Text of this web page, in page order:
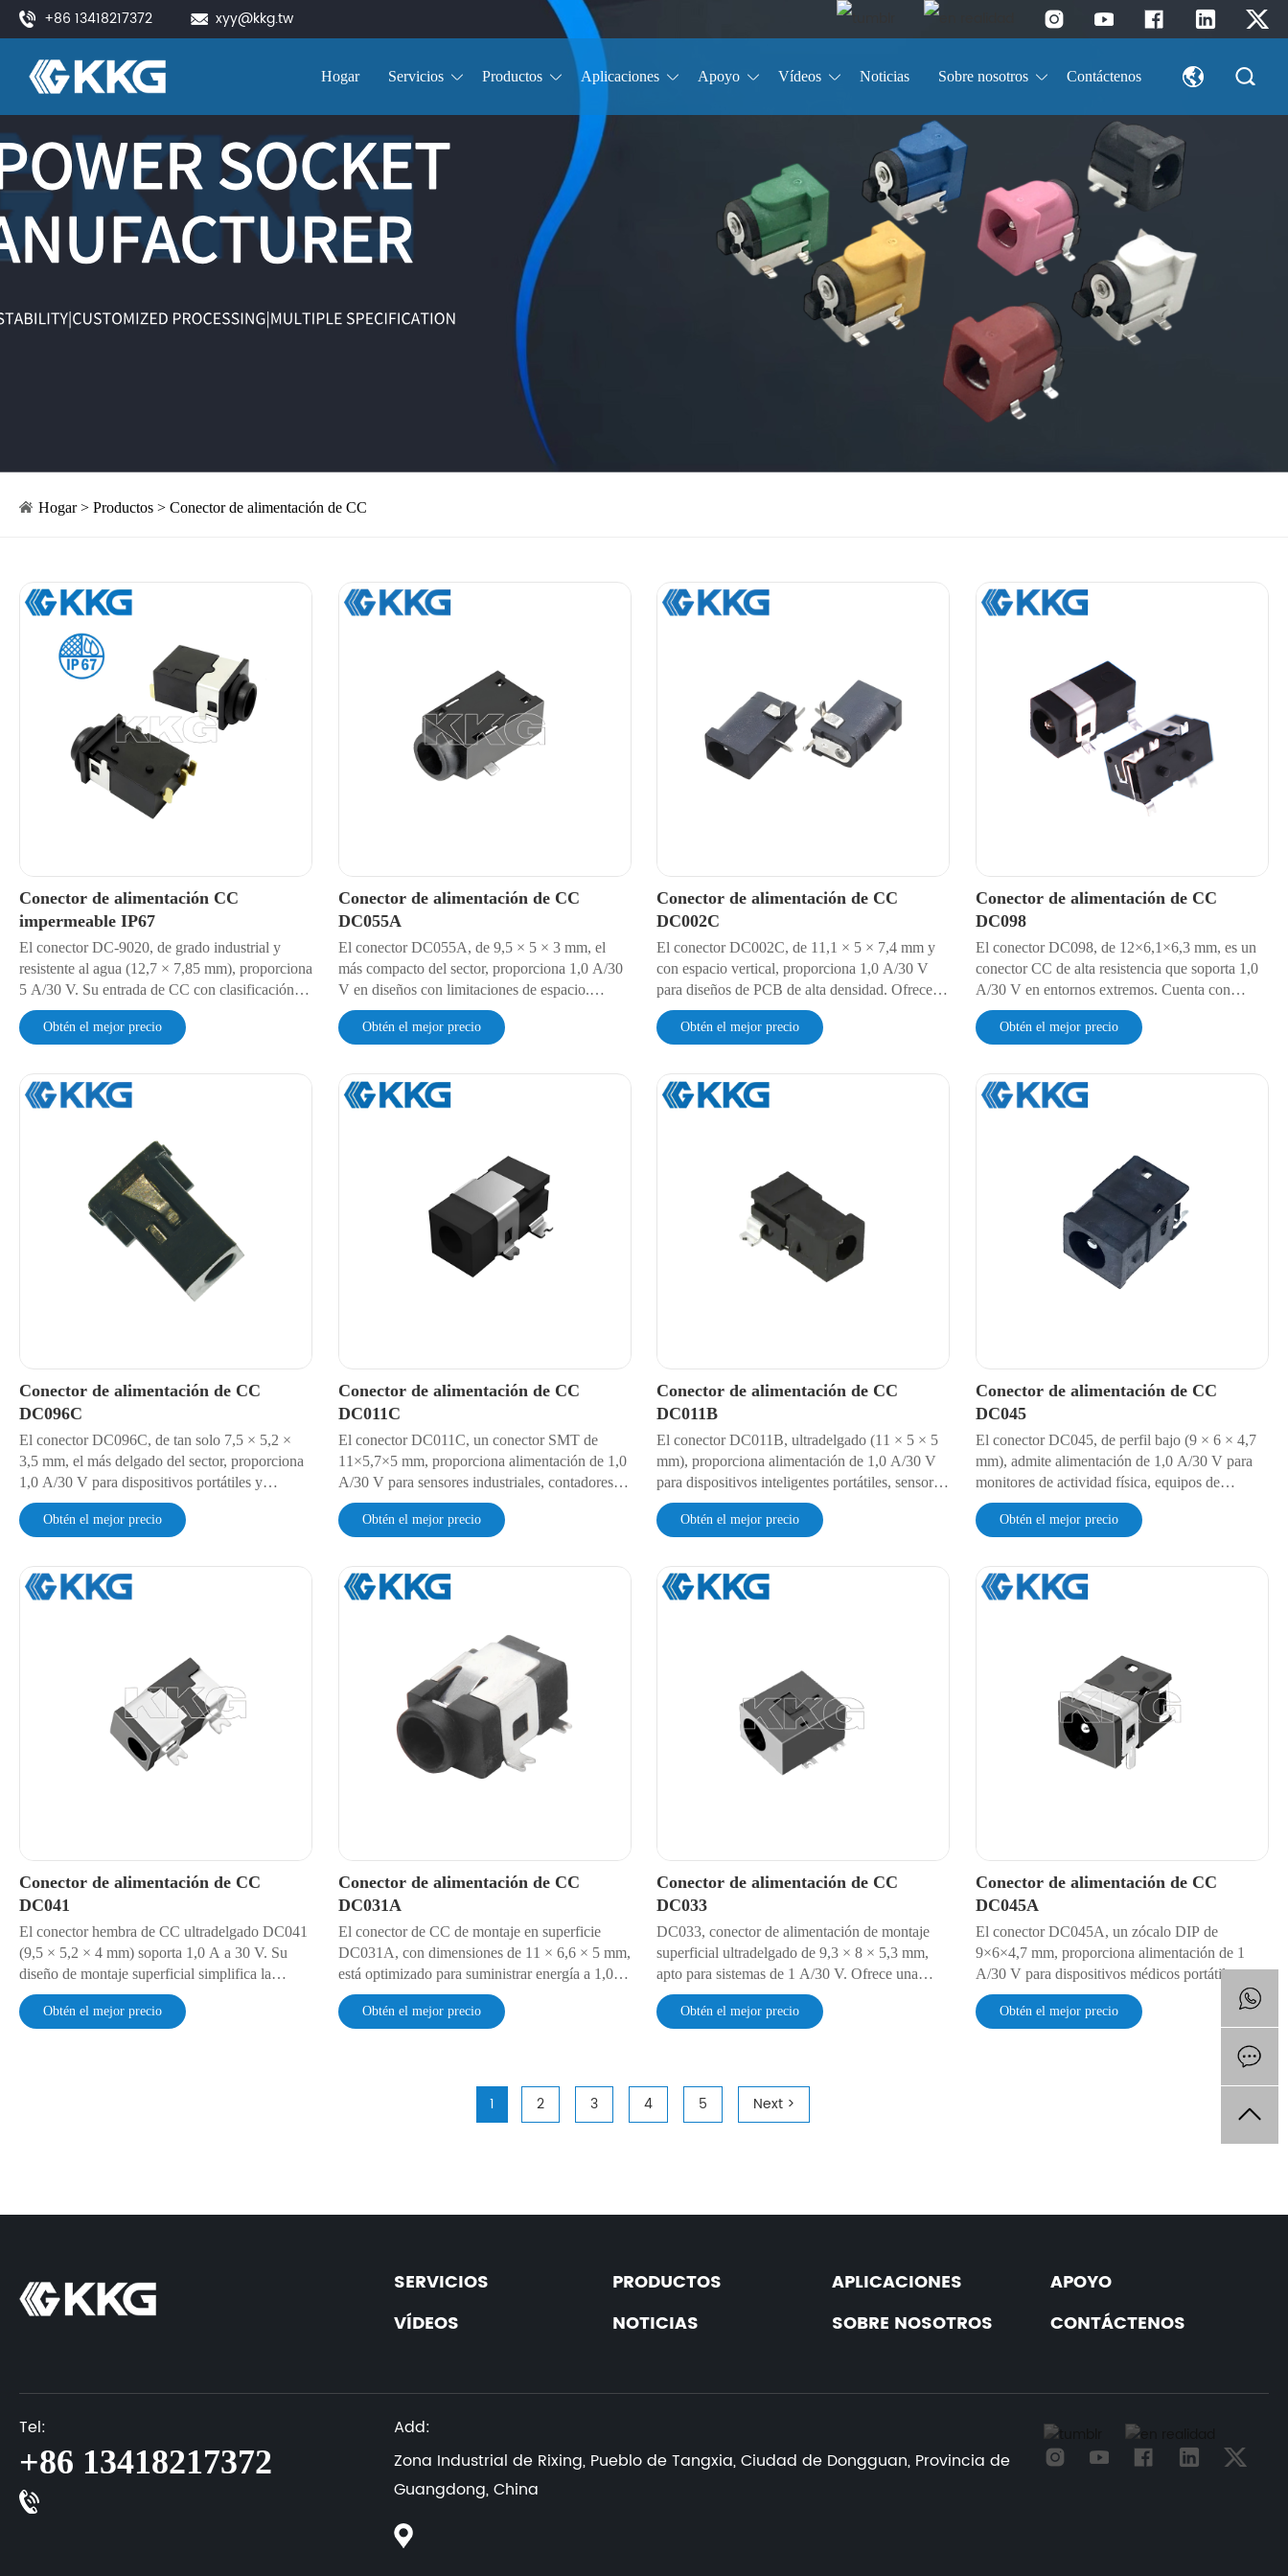
+86 13418217372 xyy@kkg.tw
Hogar Servicios Productos Aplicaciones Apoyo Vídeos Noticias Sobre nosotros Contáctenos
Hogar> Productos > Conector de alimentación de CC
Conector de alimentación CC
impermeable IP67
El conector DC-9020, de grado industrial y
resistente al agua (12,7 × 7,85 mm), proporciona
5 A/30 V. Su entrada de CC con clasificación
IP67 soporta inmersión a 1 m durante 30 min.
Validado para 5000 ciclos con una resistencia de
500 V CA para sistemas marinos y vehículos
eléctricos.
Obtén el mejor precio
Conector de alimentación de CC
DC055A
El conector DC055A, de 9,5 × 5 × 3 mm, el
más compacto del sector, proporciona 1,0 A/30
V en diseños con limitaciones de espacio.
Funciona entre -30 °C y 70 °C con una
resistencia de contacto de 30 mΩ. Resistencia a
norma EIA-364-09D. Rigidez dieléctrica de 500
V CA para dispositivos IoT/médicos compactos.
Obtén el mejor precio
Conector de alimentación de CC
DC002C
El conector DC002C, de 11,1 × 5 × 7,4 mm y
con espacio vertical, proporciona 1,0 A/30 V
para diseños de PCB de alta densidad. Ofrece
una resistencia de contacto de 30 mΩ y una
durabilidad de 5000 ciclos. Rigidez dieléctrica
por reflujo. Optimizado para placas base de
servidores y equipos de prueba.
Obtén el mejor precio
Conector de alimentación de CC
DC098
El conector DC098, de 12×6,1×6,3 mm, es un
conector CC de alta resistencia que soporta 1,0
A/30 V en entornos extremos. Cuenta con
certificación de vibración MIL-STD-202H y
una resistencia de contacto de 30 mΩ. Sellado
y rigidez dieléctrica de 500 V CA. Diseño con
blindaje EMI para equipos audiovisuales
Obtén el mejor precio
Conector de alimentación de CC
DC096C
El conector DC096C, de tan solo 7,5 × 5,2 ×
3,5 mm, el más delgado del sector, proporciona
1,0 A/30 V para dispositivos portátiles y
sensores IoT. Ofrece una resistencia de contacto
de 30 mΩ y una vida útil de 5000 ciclos.
de 500 V CA. Optimizado para soldadura por
reflujo, ideal para diseños con limitaciones de
Obtén el mejor precio
Conector de alimentación de CC
DC011C
El conector DC011C, un conector SMT de
11×5,7×5 mm, proporciona alimentación de 1,0
A/30 V para sensores industriales, contadores
inteligentes y equipos de prueba portátiles.
Ofrece una resistencia ultrabaja de 30 mΩ, una
CA. Cuenta con protección contra polvo IP40 y
es compatible con soldadura por reflujo para la
Obtén el mejor precio
Conector de alimentación de CC
DC011B
El conector DC011B, ultradelgado (11 × 5 × 5
mm), proporciona alimentación de 1,0 A/30 V
para dispositivos inteligentes portátiles, sensores
IoT y dispositivos de audio portátiles. Ofrece
una resistencia ultrabaja de 30 mΩ, una
V CA. Cuenta con protección contra polvo
IP4X y es compatible con montaje SMT
Obtén el mejor precio
Conector de alimentación de CC
DC045
El conector DC045, de perfil bajo (9 × 6 × 4,7
mm), admite alimentación de 1,0 A/30 V para
monitores de actividad física, equipos de
diagnóstico portátiles y microdrones. Cuenta
con protección contra polvo IP4X, resistencia
Ofrece una durabilidad de 5000 ciclos y es
compatible con el montaje SMT automatizado.
Obtén el mejor precio
Conector de alimentación de CC
DC041
El conector hembra de CC ultradelgado DC041
(9,5 × 5,2 × 4 mm) soporta 1,0 A a 30 V. Su
diseño de montaje superficial simplifica la
integración en PCB para dispositivos médicos
portátiles y microdrones. Soporta 5000 ciclos de
Obtén el mejor precio
Conector de alimentación de CC
DC031A
El conector de CC de montaje en superficie
DC031A, con dimensiones de 11 × 6,6 × 5 mm,
está optimizado para suministrar energía a 1,0
A/30 V en dispositivos de vídeo, mandos a
distancia y sistemas de seguridad. Presenta una
IEC 60065 para la seguridad de la electrónica de
Obtén el mejor precio
Conector de alimentación de CC
DC033
DC033, conector de alimentación de montaje
superficial ultradelgado de 9,3 × 8 × 5,3 mm,
apto para sistemas de 1 A/30 V. Ofrece una
durabilidad de 5000 ciclos con una resistencia
de contacto de 30 mΩ. Ideal para dispositivos de
Obtén el mejor precio
Conector de alimentación de CC
DC045A
El conector DC045A, un zócalo DIP de
9×6×4,7 mm, proporciona alimentación de 1
A/30 V para dispositivos médicos portátiles,
sensores IoT y equipos de audio. Su resistencia
ultrabaja de 30 mΩ garantiza la eficiencia
Obtén el mejor precio
1 2 3 4 5 Next >
SERVICIOS PRODUCTOS APLICACIONES
APOYO
VÍDEOS
NOTICIAS SOBRE NOSOTROS CONTÁCTENOS
Tel:
+86 13418217372
Add:
Zona Industrial de Rixing, Pueblo de Tangxia, Ciudad de Dongguan, Provincia de
Guangdong, China